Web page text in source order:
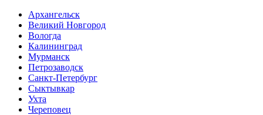
Архангельск
Великий Новгород
Вологда
Калининград
Мурманск
Петрозаводск
Санкт-Петербург
Сыктывкар
Ухта
Череповец